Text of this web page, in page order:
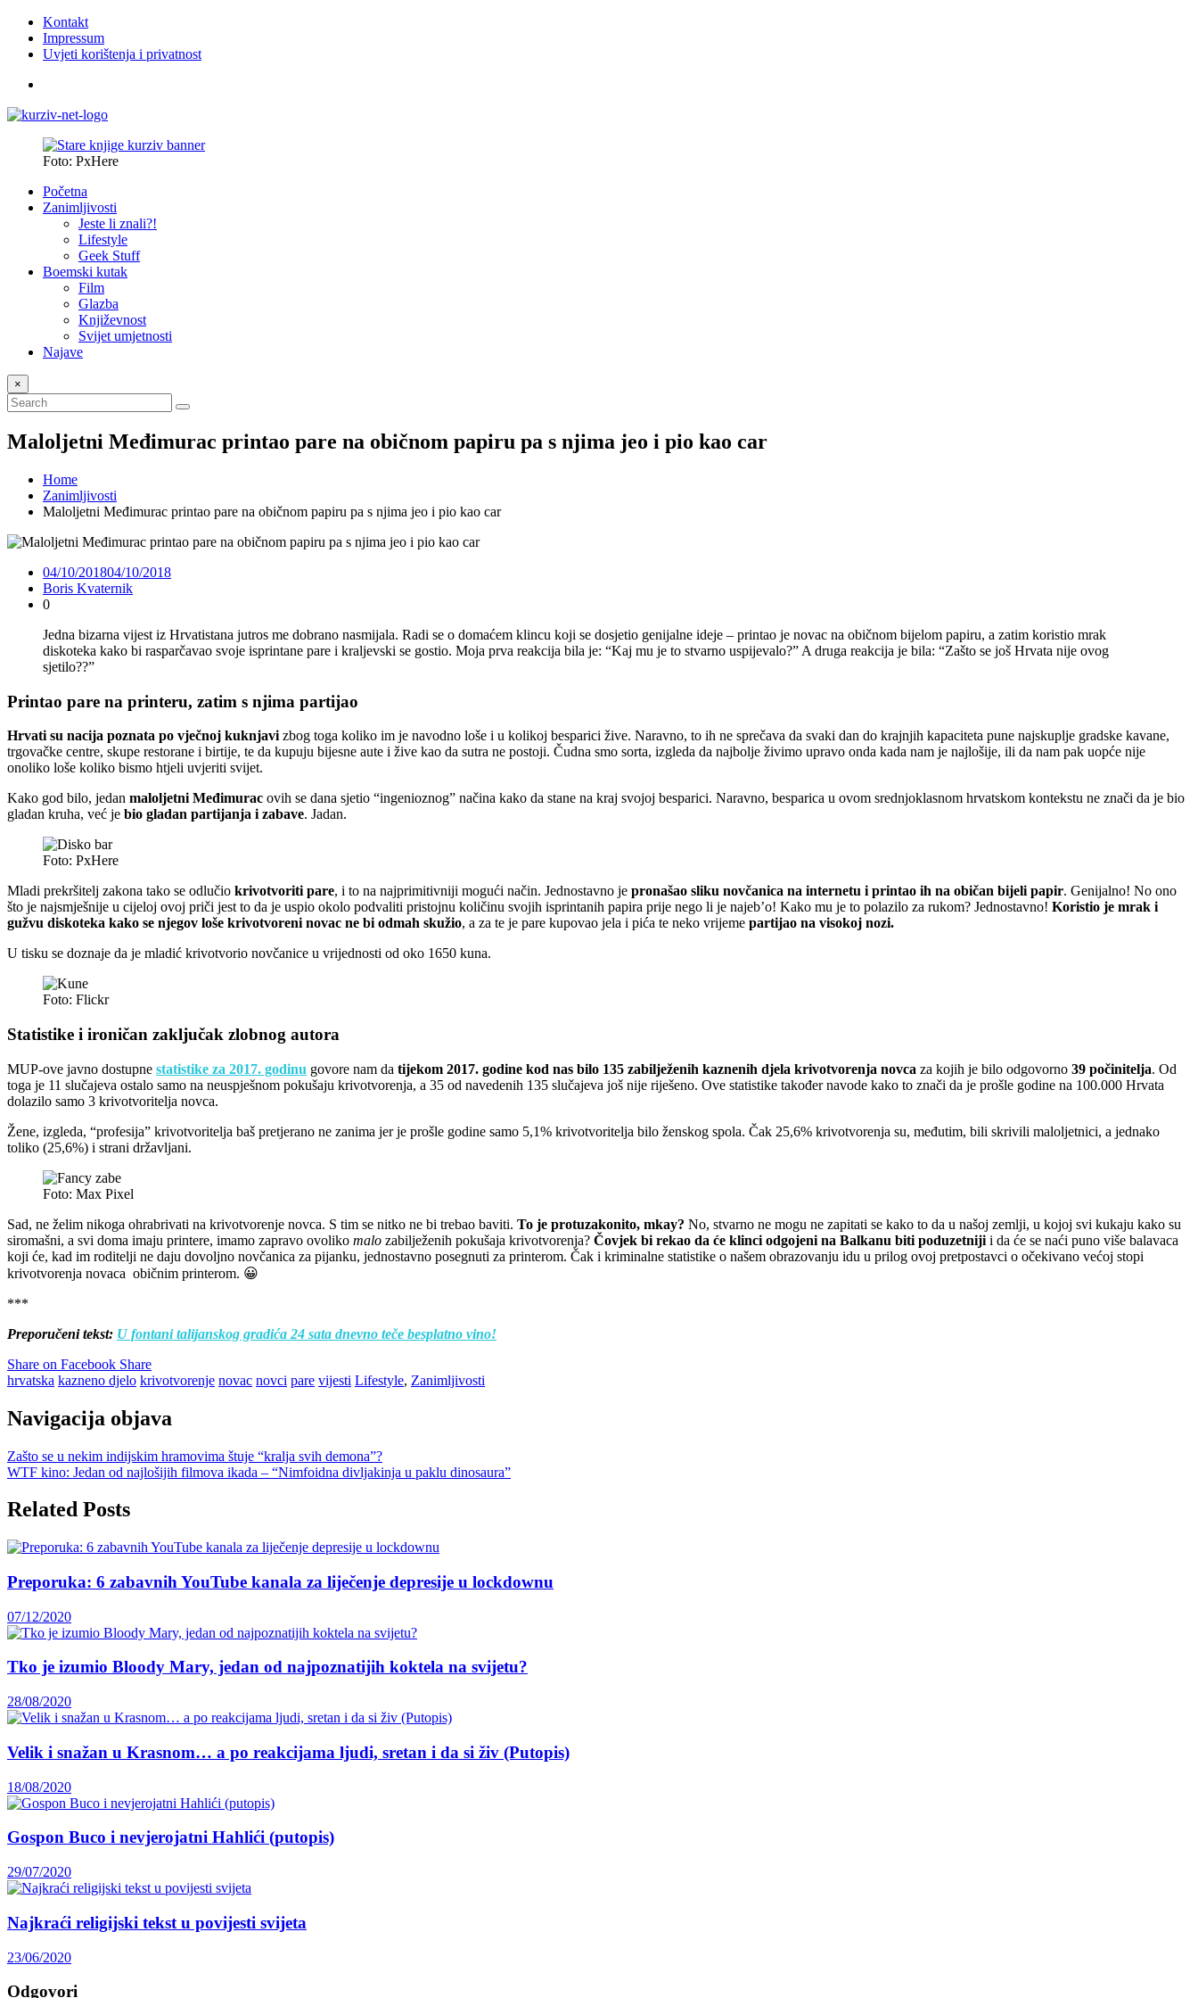
Kontakt
Impressum
Uvjeti korištenja i privatnost
Foto: PxHere
Početna
Zanimljivosti
Jeste li znali?!
Lifestyle
Geek Stuff
Boemski kutak
Film
Glazba
Književnost
Svijet umjetnosti
Najave
×
Maloljetni Međimurac printao pare na običnom papiru pa s njima jeo i pio kao car
Home
Zanimljivosti
Maloljetni Međimurac printao pare na običnom papiru pa s njima jeo i pio kao car
04/10/201804/10/2018
Boris Kvaternik
0
Jedna bizarna vijest iz Hrvatistana jutros me dobrano nasmijala. Radi se o domaćem klincu koji se dosjetio genijalne ideje – printao je novac na običnom bijelom papiru, a zatim koristio mrak
diskoteka kako bi rasparčavao svoje isprintane pare i kraljevski se gostio. Moja prva reakcija bila je: “Kaj mu je to stvarno uspijevalo?” A druga reakcija je bila: “Zašto se još Hrvata nije ovog
sjetilo??”
Printao pare na printeru, zatim s njima partijao
Hrvati su nacija poznata po vječnoj kuknjavi zbog toga koliko im je navodno loše i u kolikoj besparici žive. Naravno, to ih ne sprečava da svaki dan do krajnjih kapaciteta pune najskuplje gradske kavane,
trgovačke centre, skupe restorane i birtije, te da kupuju bijesne aute i žive kao da sutra ne postoji. Čudna smo sorta, izgleda da najbolje živimo upravo onda kada nam je najlošije, ili da nam pak uopće nije
onoliko loše koliko bismo htjeli uvjeriti svijet.
Kako god bilo, jedan maloljetni Međimurac ovih se dana sjetio “ingenioznog” načina kako da stane na kraj svojoj besparici. Naravno, besparica u ovom srednjoklasnom hrvatskom kontekstu ne znači da je bio
gladan kruha, već je bio gladan partijanja i zabave. Jadan.
Foto: PxHere
Mladi prekršitelj zakona tako se odlučio krivotvoriti pare, i to na najprimitivniji mogući način. Jednostavno je pronašao sliku novčanica na internetu i printao ih na običan bijeli papir. Genijalno! No ono
što je najsmješnije u cijeloj ovoj priči jest to da je uspio okolo podvaliti pristojnu količinu svojih isprintanih papira prije nego li je najeb’o! Kako mu je to polazilo za rukom? Jednostavno! Koristio je mrak i
gužvu diskoteka kako se njegov loše krivotvoreni novac ne bi odmah skužio, a za te je pare kupovao jela i pića te neko vrijeme partijao na visokoj nozi.
U tisku se doznaje da je mladić krivotvorio novčanice u vrijednosti od oko 1650 kuna.
Foto: Flickr
Statistike i ironičan zaključak zlobnog autora
MUP-ove javno dostupne statistike za 2017. godinu govore nam da tijekom 2017. godine kod nas bilo 135 zabilježenih kaznenih djela krivotvorenja novca za kojih je bilo odgovorno 39 počinitelja. Od
toga je 11 slučajeva ostalo samo na neuspješnom pokušaju krivotvorenja, a 35 od navedenih 135 slučajeva još nije riješeno. Ove statistike također navode kako to znači da je prošle godine na 100.000 Hrvata
dolazilo samo 3 krivotvoritelja novca.
Žene, izgleda, “profesija” krivotvoritelja baš pretjerano ne zanima jer je prošle godine samo 5,1% krivotvoritelja bilo ženskog spola. Čak 25,6% krivotvorenja su, međutim, bili skrivili maloljetnici, a jednako
toliko (25,6%) i strani državljani.
Foto: Max Pixel
Sad, ne želim nikoga ohrabrivati na krivotvorenje novca. S tim se nitko ne bi trebao baviti. To je protuzakonito, mkay? No, stvarno ne mogu ne zapitati se kako to da u našoj zemlji, u kojoj svi kukaju kako su
siromašni, a svi doma imaju printere, imamo zapravo ovoliko malo zabilježenih pokušaja krivotvorenja? Čovjek bi rekao da će klinci odgojeni na Balkanu biti poduzetniji i da će se naći puno više balavaca
koji će, kad im roditelji ne daju dovoljno novčanica za pijanku, jednostavno posegnuti za printerom. Čak i kriminalne statistike o našem obrazovanju idu u prilog ovoj pretpostavci o očekivano većoj stopi
krivotvorenja novaca običnim printerom. 😀
***
Preporučeni tekst: U fontani talijanskog gradića 24 sata dnevno teče besplatno vino!
Share on Facebook Share
hrvatska kazneno djelo krivotvorenje novac novci pare vijesti Lifestyle, Zanimljivosti
Navigacija objava
Zašto se u nekim indijskim hramovima štuje “kralja svih demona”?
WTF kino: Jedan od najlošijih filmova ikada – “Nimfoidna divljakinja u paklu dinosaura”
Related Posts
Preporuka: 6 zabavnih YouTube kanala za liječenje depresije u lockdownu
07/12/2020
Tko je izumio Bloody Mary, jedan od najpoznatijih koktela na svijetu?
28/08/2020
Velik i snažan u Krasnom… a po reakcijama ljudi, sretan i da si živ (Putopis)
18/08/2020
Gospon Buco i nevjerojatni Hahlići (putopis)
29/07/2020
Najkraći religijski tekst u povijesti svijeta
23/06/2020
Odgovori